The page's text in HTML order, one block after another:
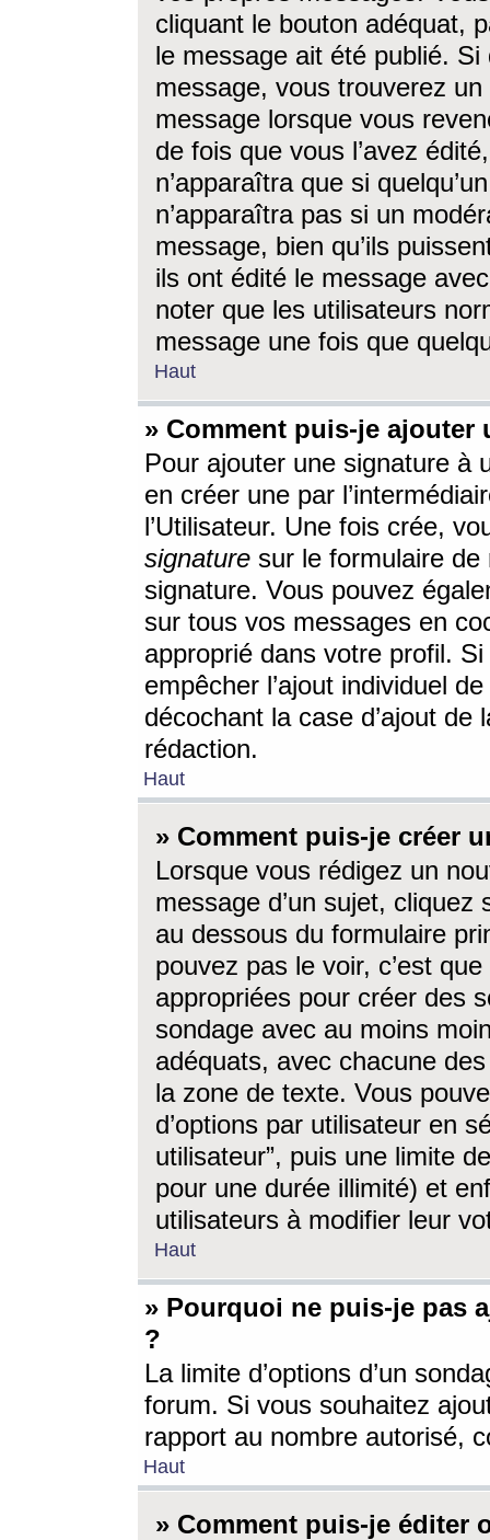
cliquant le bouton adéquat,
le message ait été publié. Si
message, vous trouverez
message lorsque vous
de fois que vous l’avez
n’apparaîtra que si
n’apparaîtra pas si un
message, bien qu’ils
ils ont édité le message
noter que les utilisateurs
message une fois que
Haut
» Comment puis-je ajouter
Pour ajouter une signature à
en créer une par
l’Utilisateur. Une fois crée,
signature sur le formulaire de
signature. Vous pouvez
sur tous vos messages en
approprié dans votre profil.
empêcher l’ajout individuel
décochant la case d’ajout
rédaction.
Haut
» Comment puis-je créer
Lorsque vous rédigez un
message d’un sujet, cliquez
au dessous du formulaire
pouvez pas le voir, c’est
appropriées pour créer des
sondage avec au moins
adéquats, avec chacune
la zone de texte. Vous
d’options par utilisateur en
utilisateur”, puis une limite
pour une durée illimité) et
utilisateurs à modifier leur
Haut
» Pourquoi ne puis-je pas
?
La limite d’options d’un
forum. Si vous souhaitez
rapport au nombre autorisé,
Haut
» Comment puis-je éditer